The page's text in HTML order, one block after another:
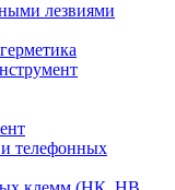
лезвиями
телефонных